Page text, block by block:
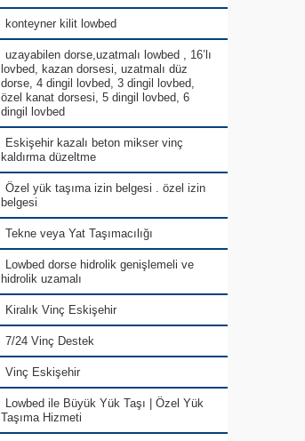
konteyner kilit lowbed
uzayabilen dorse,uzatmalı lowbed , 16’lı
lovbed, kazan dorsesi, uzatmalı düz
dorse, 4 dingil lovbed, 3 dingil lovbed,
özel kanat dorsesi, 5 dingil lovbed, 6
dingil lovbed
Eskişehir kazalı beton mikser vinç
kaldırma düzeltme
Özel yük taşıma izin belgesi . özel izin
belgesi
Tekne veya Yat Taşımacılığı
Lowbed dorse hidrolik genişlemeli ve
hidrolik uzamalı
Kiralık Vinç Eskişehir
7/24 Vinç Destek
Vinç Eskişehir
Lowbed ile Büyük Yük Taşı | Özel Yük
Taşıma Hizmeti